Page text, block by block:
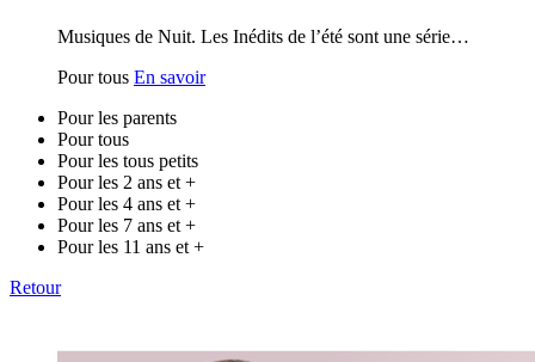
Musiques de Nuit. Les Inédits de l’été sont une série…
Pour tous En savoir
Pour les parents
Pour tous
Pour les tous petits
Pour les 2 ans et +
Pour les 4 ans et +
Pour les 7 ans et +
Pour les 11 ans et +
Retour